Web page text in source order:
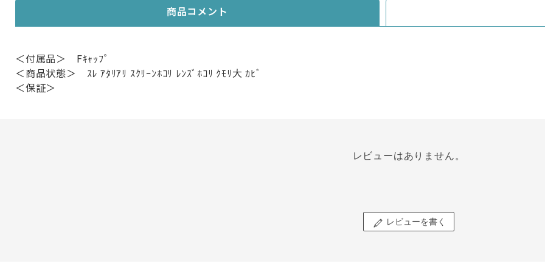
商品コメント
＜付属品＞ Fｷｬｯﾌﾟ
＜商品状態＞ ｽﾚ ｱﾀﾘｱﾘ ｽｸﾘｰﾝﾎｺﾘ ﾚﾝｽﾞﾎｺﾘ ｸﾓﾘ大 ｶﾋﾞ
＜保証＞
レビューはありません。
レビューを書く